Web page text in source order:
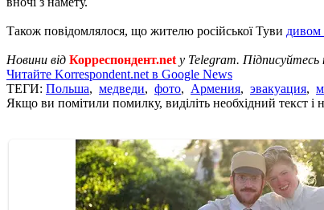
Також повідомлялося, що жителю російської Туви дивом
Новини від Корреспондент.net у Telegram.
Читайте Korrespondent.net в Google News
ТЕГИ: Польша, медведи, фото, Армения, эвакуация,
Якщо ви помітили помилку, виділіть необхідний текст